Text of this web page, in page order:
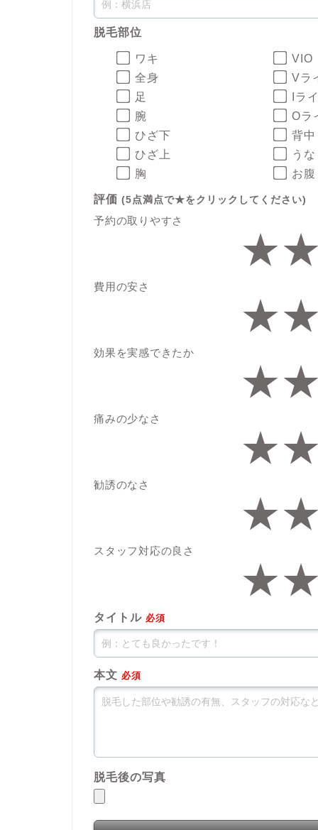
脱毛部位
ワキ
VIO
全身
Vラ
足
Iラ
腕
Oラ
ひざ下
背中
ひざ上
う
胸
お腹
評価 (5点満点で★をクリックしてください)
予約の取りやすさ
★
費用の安さ
★
効果を実感できたか
★
痛みの少なさ
★
勧誘のなさ
★
スタッフ対応の良さ
★
タイトル 必須
本文 必須
脱毛後の写真